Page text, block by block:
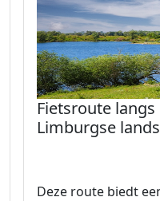
Fietsroute
Limburgse
Deze route biedt